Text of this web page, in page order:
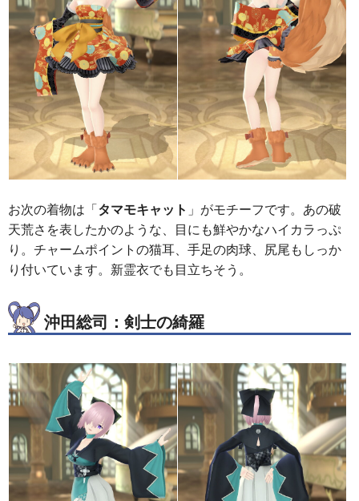
お次の着物は「タマモキャット 」がモチーフです。あの破
天荒さを表したかのような、目にも鮮やかなハイカラっぷ
り。チャームポイントの猫耳、手足の肉球、尻尾もしっか
り付いています。新霊衣でも目立ちそう。
沖田総司：剣士の綺羅